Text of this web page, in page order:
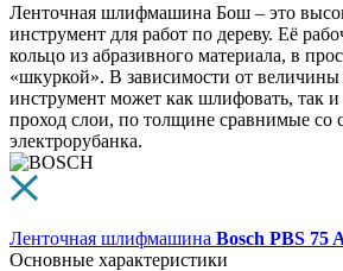
Ленточная шлифмашина Бош – это
инструмент для работ по дереву. Её
кольцо из абразивного материала, в
«шкуркой». В зависимости от величины
инструмент может как шлифовать, так и
проход слои, по толщине сравнимые со
электрорубанка.
Ленточная шлифмашина Bosch PBS 75
Основные характеристики